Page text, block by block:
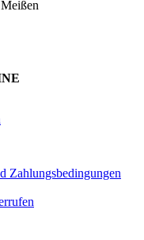
Zahlungsbedingungen